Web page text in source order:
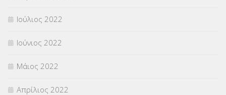
Ιούλιος 2022
Ιούνιος 2022
Μάιος 2022
Απρίλιος 2022